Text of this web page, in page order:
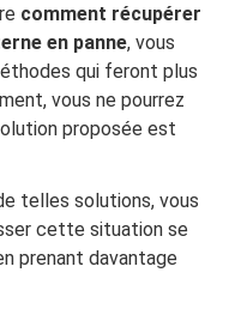
comment récupérer
en panne, vous
qui feront plus
vous ne pourrez
proposée est
telles solutions, vous
cette situation se
prenant davantage